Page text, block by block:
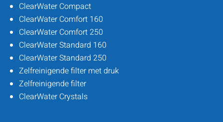
ClearWater Compact
ClearWater Comfort 160
ClearWater Comfort 250
ClearWater Standard 160
ClearWater Standard 250
Zelfreinigende filter met druk
Zelfreinigende filter
ClearWater Crystals